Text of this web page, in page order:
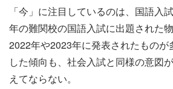
「今」に注目しているのは、国語入
年の難関校の国語入試に出題された物
2022年や2023年に発表されたものが
した傾向も、社会入試と同様の意図
えてならない。